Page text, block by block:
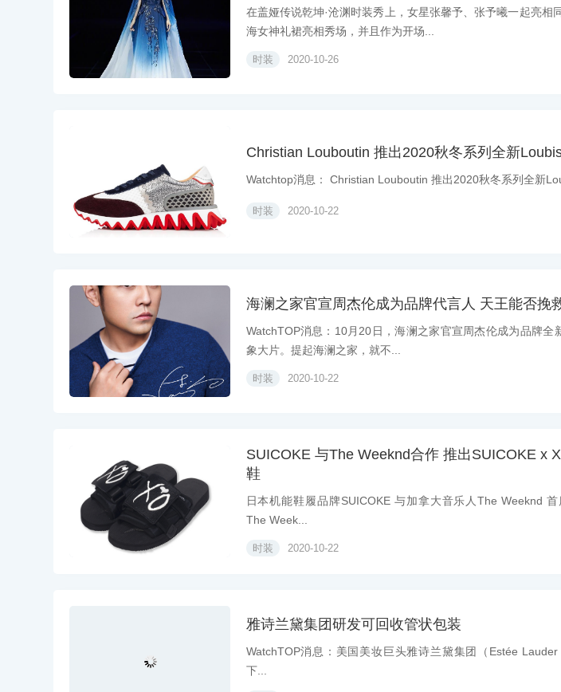
在盖娅传说乾坤·沧渊时装秀上，女星张馨予、张予曦一起亮相
海女神礼裙亮相秀场，并且作为开场...
时装 2020-10-26
Christian Louboutin 推出2020秋冬系列全新
Watchtop消息： Christian Louboutin 推出2020秋冬系列全新
时装 2020-10-22
海澜之家官宣周杰伦成为品牌代言人 天王能否挽
WatchTOP消息：10月20日，海澜之家官宣周杰伦成为品牌全
象大片。提起海澜之家，就不...
时装 2020-10-22
SUICOKE 与The Weeknd合作 推出SUICOKE x
鞋
日本机能鞋履品牌SUICOKE 与加拿大音乐人The Weeknd
The Week...
时装 2020-10-22
雅诗兰黛集团研发可回收管状包装
WatchTOP消息：美国美妆巨头雅诗兰黛集团（Estée
下...